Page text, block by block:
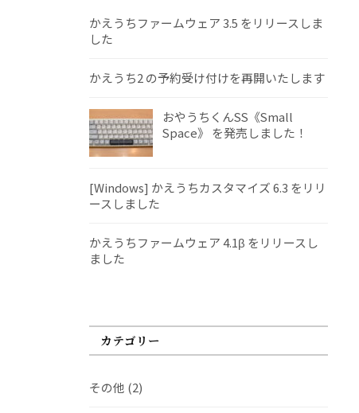
かえうちファームウェア 3.5 をリリースしま
した
かえうち2 の予約受け付けを再開いたします
おやうちくんSS《Small
Space》 を発売しました！
[Windows] かえうちカスタマイズ 6.3 をリリ
ースしました
かえうちファームウェア 4.1β をリリースし
ました
カテゴリー
その他 (2)